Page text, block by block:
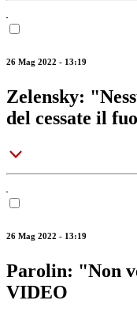
26 Mag 2022 - 13:19
Zelensky:
del cessate il
26 Mag 2022 - 13:19
Parolin: "Non
VIDEO